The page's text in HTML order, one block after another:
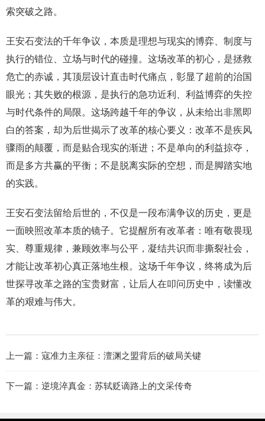
索突破之路。
王安石变法的千年争议，本质是理想与现实的博弈、制度与
执行的错位、立场与时代的碰撞。这场改革的初心，是拯救
危亡的赤诚，其顶层设计直击时代痛点，彰显了超前的治国
眼光；其失败的根源，是执行的急功近利、利益博弈的失控
与时代条件的局限。这场跨越千年的争议，从未给出非黑即
白的答案，却为后世揭示了改革的核心要义：改革不是疾风
骤雨的颠覆，而是贴合现实的渐进；不是单向的利益掠夺，
而是多方共赢的平衡；不是脱离实际的空想，而是脚踏实地
的实践。
王安石变法留给后世的，不仅是一段布满争议的历史，更是
一面映照改革本质的镜子。它提醒所有改革者：唯有敬畏现
实、尊重规律，兼顾效率与公平，凝结共识而非撕裂社会，
才能让改革初心真正落地生根。这场千年争议，终将成为后
世探寻改革之路的宝贵财富，让后人在叩问历史中，读懂改
革的艰难与伟大。
上一篇： 寇准力主亲征：澶渊之盟背后的破局关键
下一篇： 逆境淬真金：苏轼贬谪路上的文采传奇